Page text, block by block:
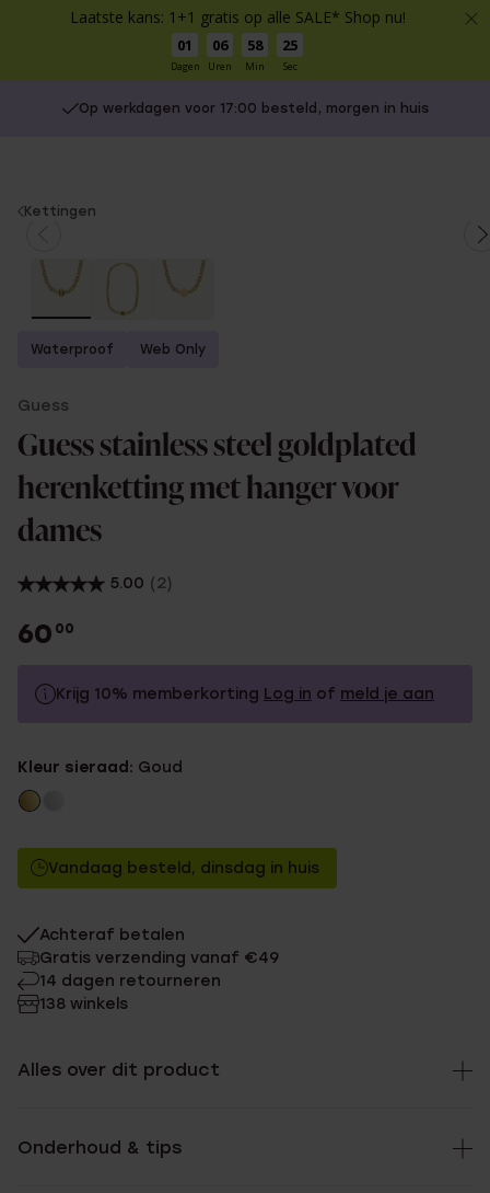
Laatste kans: 1+1 gratis op alle SALE* Shop nu!
01
Dagen
06
Uren
58
Min
25
Sec
Op werkdagen voor 17:00 besteld, morgen in huis
You
here:
Kettingen
Waterproof Web Only
Guess
Guess stainless steel goldplated
herenketting met hanger voor
dames
5.00 (2)
60 00
Krijg 10% memberkorting Log in of meld je aan
Zonder memberkorting
Kleur sieraad: Goud
Vandaag besteld, dinsdag in huis
Achteraf betalen
Gratis verzending vanaf €49
14 dagen retourneren
138 winkels
Alles over dit product
Onderhoud & tips